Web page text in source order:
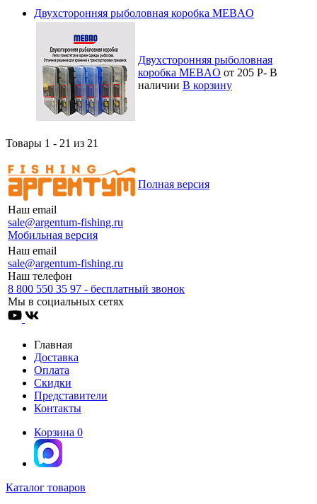
Двухсторонняя рыболовная коробка MEBAO
Двухсторонняя рыболовная
коробка MEBAO от 205 Р- В
наличии В корзину
Товары 1 - 21 из 21
Наш email
sale@argentum-fishing.ru
Мобильная версия
Полная версия
Наш email
sale@argentum-fishing.ru
Наш телефон
8 800 550 35 97 - бесплатный звонок
Мы в социальных сетях
Главная
Доставка
Оплата
Скидки
Представители
Контакты
Корзина 0
Каталог товаров